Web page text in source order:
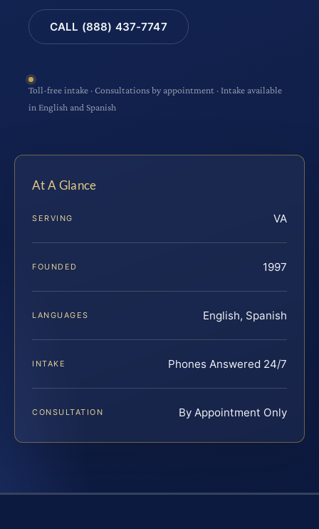
CALL (888) 437-7747
Toll-free intake · Consultations by appointment · Intake available
in English and Spanish
At A Glance
SERVING VA
FOUNDED 1997
LANGUAGES English, Spanish
INTAKE Phones Answered 24/7
CONSULTATION By Appointment Only